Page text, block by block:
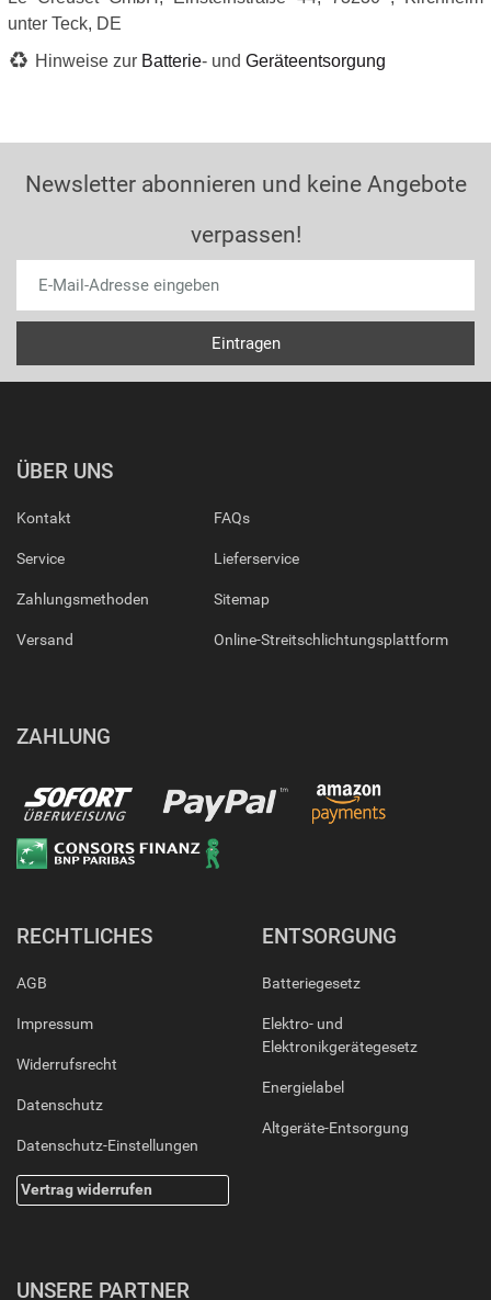
unter Teck, DE
Hinweise zur Batterie- und Geräteentsorgung
Newsletter abonnieren und keine Angebote
verpassen!
ÜBER UNS
Kontakt
Service
Zahlungsmethoden
Versand
FAQs
Lieferservice
Sitemap
Online-Streitschlichtungsplattform
ZAHLUNG
RECHTLICHES
AGB
Impressum
Widerrufsrecht
Datenschutz
Datenschutz-Einstellungen
Vertrag widerrufen
ENTSORGUNG
Batteriegesetz
Elektro- und
Elektronikgerätegesetz
Energielabel
Altgeräte-Entsorgung
UNSERE PARTNER